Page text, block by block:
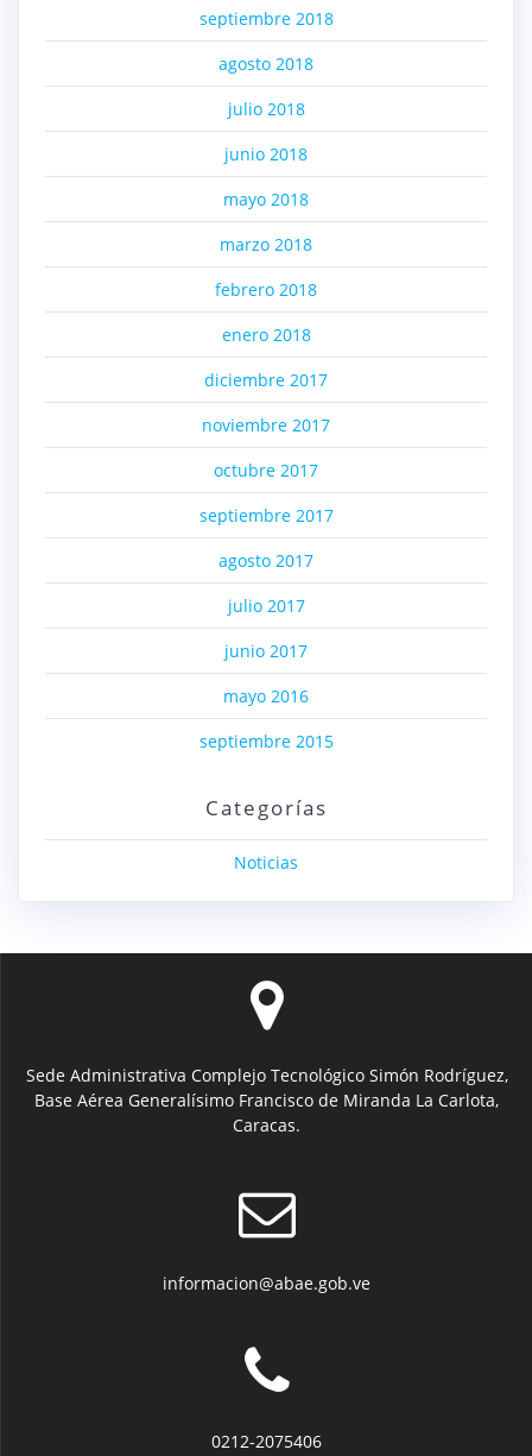
septiembre 2018
agosto 2018
julio 2018
junio 2018
mayo 2018
marzo 2018
febrero 2018
enero 2018
diciembre 2017
noviembre 2017
octubre 2017
septiembre 2017
agosto 2017
julio 2017
junio 2017
mayo 2016
septiembre 2015
Categorías
Noticias
Sede Administrativa Complejo Tecnológico Simón Rodríguez,
Base Aérea Generalísimo Francisco de Miranda La Carlota,
Caracas.
informacion@abae.gob.ve
0212-2075406